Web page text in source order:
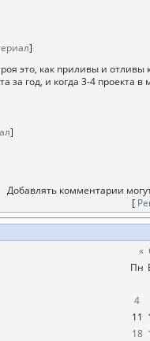
]
это, как приливы и отливы
за год, и когда 3-4 проекта
]
Добавлять комментарии
[
«
Пн
4
11
18